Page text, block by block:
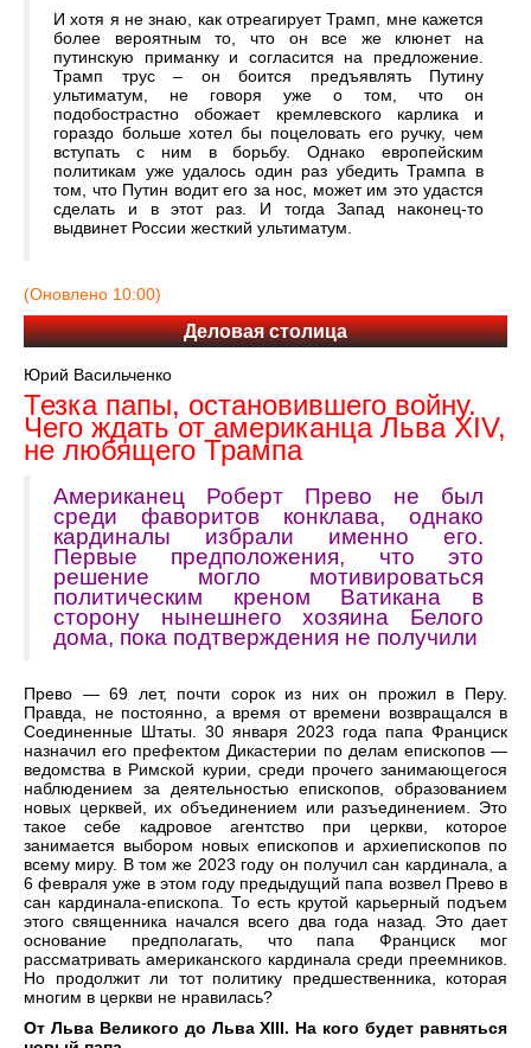
И хотя я не знаю, как отреагирует Трамп, мне кажется
более вероятным то, что он все же клюнет на
путинскую приманку и согласится на предложение.
Трамп трус – он боится предъявлять Путину
ультиматум, не говоря уже о том, что он
подобострастно обожает кремлевского карлика и
гораздо больше хотел бы поцеловать его ручку, чем
вступать с ним в борьбу. Однако европейским
политикам уже удалось один раз убедить Трампа в
том, что Путин водит его за нос, может им это удастся
сделать и в этот раз. И тогда Запад наконец-то
выдвинет России жесткий ультиматум.
(Оновлено 10:00)
Деловая столица
Юрий Васильченко
Тезка папы, остановившего войну.
Чего ждать от американца Льва XIV,
не любящего Трампа
Американец Роберт Прево не был
среди фаворитов конклава, однако
кардиналы избрали именно его.
Первые предположения, что это
решение могло мотивироваться
политическим креном Ватикана в
сторону нынешнего хозяина Белого
дома, пока подтверждения не получили
Прево — 69 лет, почти сорок из них он прожил в Перу.
Правда, не постоянно, а время от времени возвращался в
Соединенные Штаты. 30 января 2023 года папа Франциск
назначил его префектом Дикастерии по делам епископов —
ведомства в Римской курии, среди прочего занимающегося
наблюдением за деятельностью епископов, образованием
новых церквей, их объединением или разъединением. Это
такое себе кадровое агентство при церкви, которое
занимается выбором новых епископов и архиепископов по
всему миру. В том же 2023 году он получил сан кардинала, а
6 февраля уже в этом году предыдущий папа возвел Прево в
сан кардинала-епископа. То есть крутой карьерный подъем
этого священника начался всего два года назад. Это дает
основание предполагать, что папа Франциск мог
рассматривать американского кардинала среди преемников.
Но продолжит ли тот политику предшественника, которая
многим в церкви не нравилась?
От Льва Великого до Льва XIII. На кого будет равняться